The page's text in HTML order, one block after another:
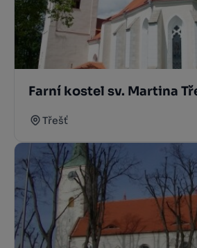
Farní kostel sv. Martina
Třešť